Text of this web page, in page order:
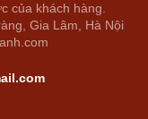
của khách hàng.
Gia Lâm, Hà Nội